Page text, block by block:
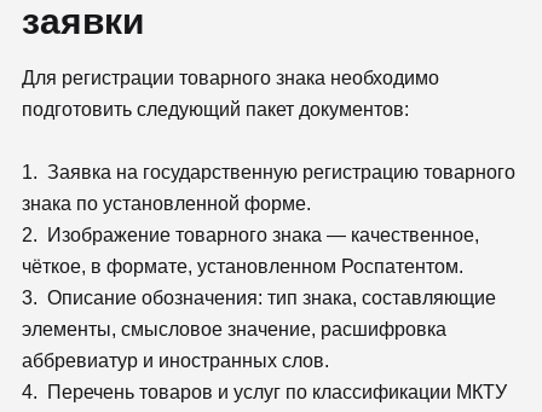
заявки
Для регистрации товарного знака необходимо
подготовить следующий пакет документов:
1. Заявка на государственную регистрацию товарного
знака по установленной форме.
2. Изображение товарного знака — качественное,
чёткое, в формате, установленном Роспатентом.
3. Описание обозначения: тип знака, составляющие
элементы, смысловое значение, расшифровка
аббревиатур и иностранных слов.
4. Перечень товаров и услуг по классификации МКТУ